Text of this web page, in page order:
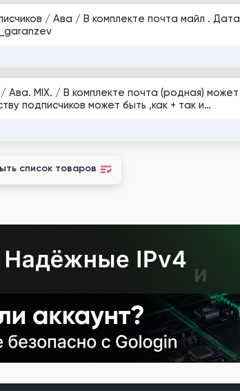
/ Ава / В комплекте почта майл . Дата
MIX. / В комплекте почта (родная) может
подписчиков может быть ,как + так и
список товаров